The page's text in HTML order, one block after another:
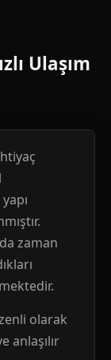
Ulaşım
zaman
olarak
anlaşılır